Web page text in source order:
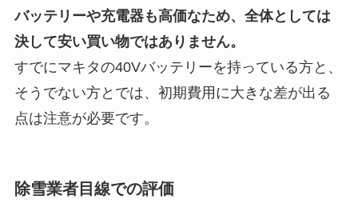
バッテリーや充電器も高価なため、全体としては
決して安い買い物ではありません。
すでにマキタの40Vバッテリーを持っている方と、
そうでない方とでは、初期費用に大きな差が出る
点は注意が必要です。
除雪業者目線での評価